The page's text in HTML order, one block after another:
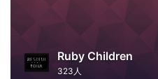
Ruby Children
323人